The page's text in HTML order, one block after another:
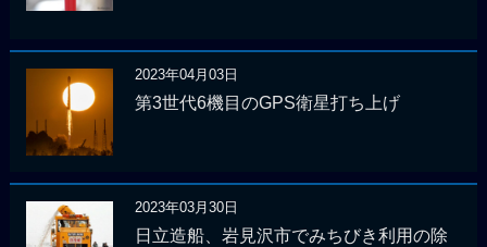
2023年04月03日
第3世代6機目のGPS衛星打ち上げ
2023年03月30日
日立造船、岩見沢市でみちびき利用の除